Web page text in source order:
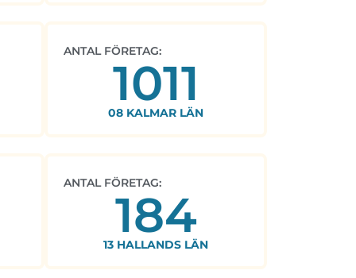
ANTAL FÖRETAG:
1011
08 KALMAR LÄN
ANTAL FÖRETAG:
184
13 HALLANDS LÄN